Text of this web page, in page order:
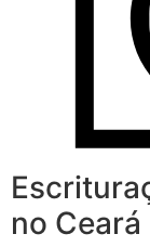
no Ceará